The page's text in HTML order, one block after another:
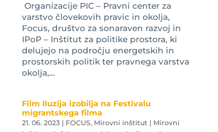
Organizacije PIC – Pravni center za
varstvo človekovih pravic in okolja,
Focus, društvo za sonaraven razvoj in
IPoP – Inštitut za politike prostora, ki
delujejo na področju energetskih in
prostorskih politik ter pravnega varstva
okolja,...
Film Iluzija izobilja na Festivalu
migrantskega filma
21. 06. 2023| FOCUS, Mirovni inštitut | Mirovni